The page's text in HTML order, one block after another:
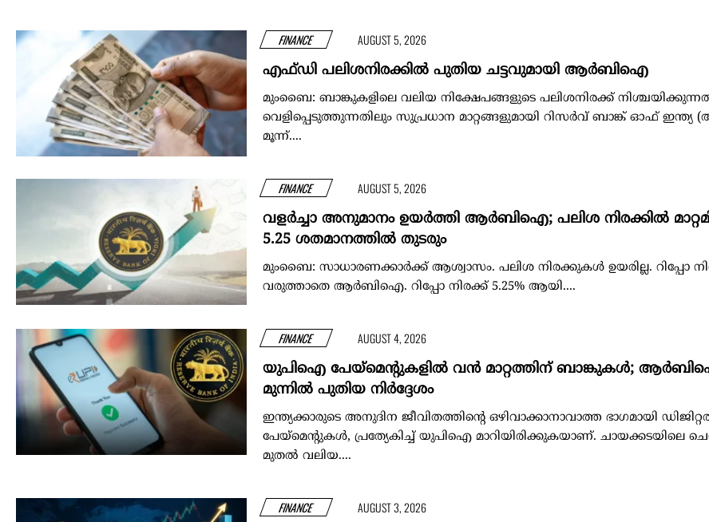
FINANCE AUGUST 5, 2026
എഫ്‍ഡി പലിശനിരക്കിൽ പുതിയ ചട്ടവുമായി ആർബിഐ
മുംബൈ: ബാങ്കുകളിലെ വലിയ നിക്ഷേപങ്ങളുടെ പലിശനിരക്ക്
വെളിപ്പെടുത്തുന്നതിലും സുപ്രധാന മാറ്റങ്ങളുമായി റിസർവ് ബാങ്ക് ഓഫ്
മൂന്ന്....
FINANCE AUGUST 5, 2026
വളർച്ചാ അനുമാനം ഉയർത്തി ആർബിഐ; പലിശ നിരക്കിൽ
5.25 ശതമാനത്തിൽ തുടരും
മുംബൈ: സാധാരണക്കാർക്ക് ആശ്വാസം. പലിശ നിരക്കുകൾ ഉയരില്ല. റിപ്പോ
വരുത്താതെ ആർബിഐ. റിപ്പോ നിരക്ക് 5.25% ആയി....
FINANCE AUGUST 4, 2026
യുപിഐ പേയ്‌മെന്റുകളിൽ വൻ മാറ്റത്തിന് ബാങ്കുകൾ;
മുന്നിൽ പുതിയ നിർദ്ദേശം
ഇന്ത്യക്കാരുടെ അനുദിന ജീവിതത്തിന്റെ ഒഴിവാക്കാനാവാത്ത ഭാഗമായി
പേയ്‌മെന്റുകൾ, പ്രത്യേകിച്ച് യുപിഐ മാറിയിരിക്കുകയാണ്. ചായക്കടയിലെ
മുതൽ വലിയ....
FINANCE AUGUST 3, 2026